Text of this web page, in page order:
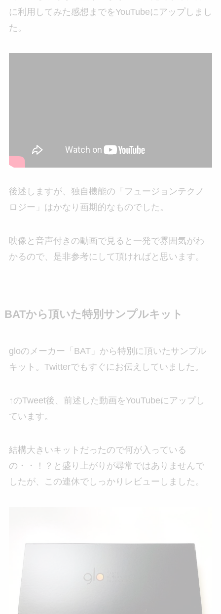
に利用してみた感想までをYouTubeにアップしまし
た。
後述しますが、独自機能の「フュージョンテクノ
ロジー」はかなり画期的なものでした。
映像と音声付きの動画で見ると一発で雰囲気がわ
かるので、是非参考にして頂ければと思います。
BATから頂いた特別サンプルキット
gloのメーカー「BAT」から特別に頂いたサンプル
キット。Twitterでもすぐにお伝えしていました。
↑のTweet後、前述した動画をYouTubeにアップし
ています。
結構大きいキットだったので何が入っている
の・・！？と盛り上がりが尋常ではありませんで
したが、この連休でしっかりレビューしました。